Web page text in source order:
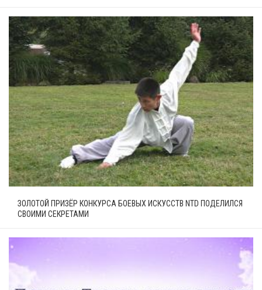
ЗОЛОТОЙ ПРИЗЁР КОНКУРСА БОЕВЫХ ИСКУССТВ NTD ПОДЕЛИЛСЯ
СВОИМИ СЕКРЕТАМИ